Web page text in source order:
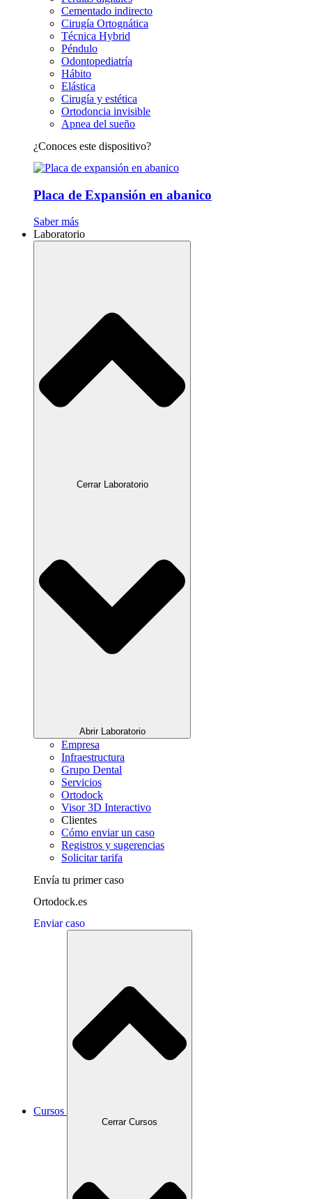
Cementado indirecto
Cirugía Ortognática
Técnica Hybrid
Péndulo
Odontopediatría
Hábito
Elástica
Cirugía y estética
Ortodoncia invisible
Apnea del sueño
¿Conoces este dispositivo?
Placa de Expansión en abanico
Saber más
Laboratorio
Cerrar Laboratorio
Abrir Laboratorio
Empresa
Infraestructura
Grupo Dental
Servicios
Ortodock
Visor 3D Interactivo
Clientes
Cómo enviar un caso
Registros y sugerencias
Solicitar tarifa
Envía tu primer caso
Ortodock.es
Enviar caso
Cursos
Cerrar Cursos